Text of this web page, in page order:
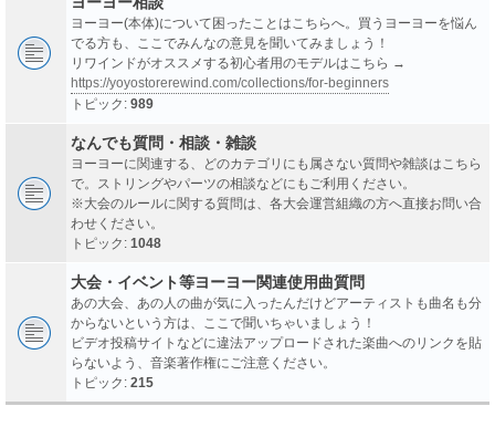
ヨーヨー(本体)について困ったことはこちらへ。買うヨーヨーを悩ん
でる方も、ここでみんなの意見を聞いてみましょう！
リワインドがオススメする初心者用のモデルはこちら →
https://yoyostorerewind.com/collections/for-beginners
トピック: 989
なんでも質問・相談・雑談
ヨーヨーに関連する、どのカテゴリにも属さない質問や雑談はこちら
で。ストリングやパーツの相談などにもご利用ください。
※大会のルールに関する質問は、各大会運営組織の方へ直接お問い合
わせください。
トピック: 1048
大会・イベント等ヨーヨー関連使用曲質問
あの大会、あの人の曲が気に入ったんだけどアーティストも曲名も分
からないという方は、ここで聞いちゃいましょう！
ビデオ投稿サイトなどに違法アップロードされた楽曲へのリンクを貼
らないよう、音楽著作権にご注意ください。
トピック: 215